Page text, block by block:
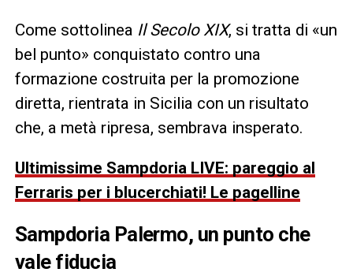
Come sottolinea Il Secolo XIX, si tratta di «un
bel punto» conquistato contro una
formazione costruita per la promozione
diretta, rientrata in Sicilia con un risultato
che, a metà ripresa, sembrava insperato.
Ultimissime Sampdoria LIVE: pareggio al
Ferraris per i blucerchiati! Le pagelline
Sampdoria Palermo, un punto che
vale fiducia